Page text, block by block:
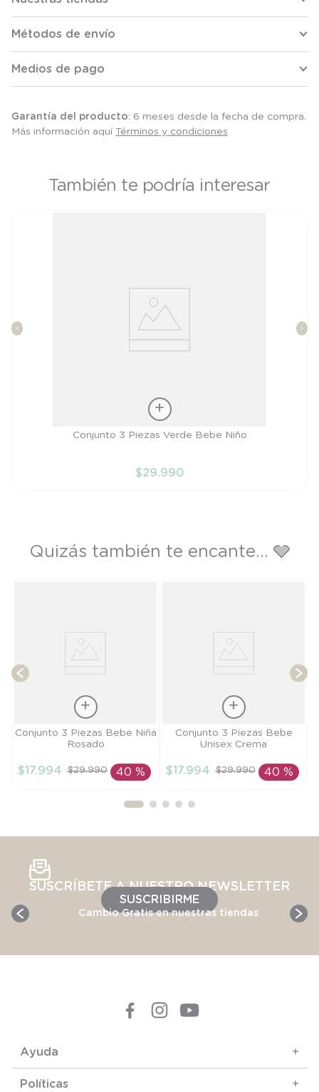
Métodos de envío
Medios de pago
Garantía del producto: 6 meses desde la fecha de compra.
Más información aquí Términos y condiciones
También te podría interesar
Conjunto 3 Piezas Verde Bebe Niño
$29.990
Quizás también te encante... 🩶
Talla
AÑADIR AL
Conjunto 3 Piezas Bebe Niña
Rosado
$17.994 $29.990 40 %
Talla
AÑADIR AL
Conjunto 3 Piezas Bebe
Unisex Crema
$17.994 $29.990 40 %
SUSCRÍBETE A NUESTRO NEWSLETTER
SUSCRIBIRME
Cambio Gratis en nuestras tiendas
Ayuda +
Políticas +